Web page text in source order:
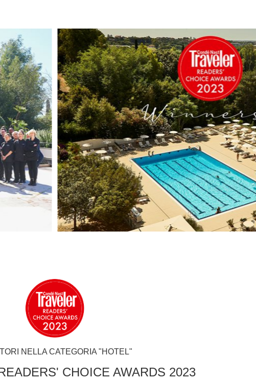
NELLA CATEGORIA "HOTEL"
CHOICE AWARDS 2023